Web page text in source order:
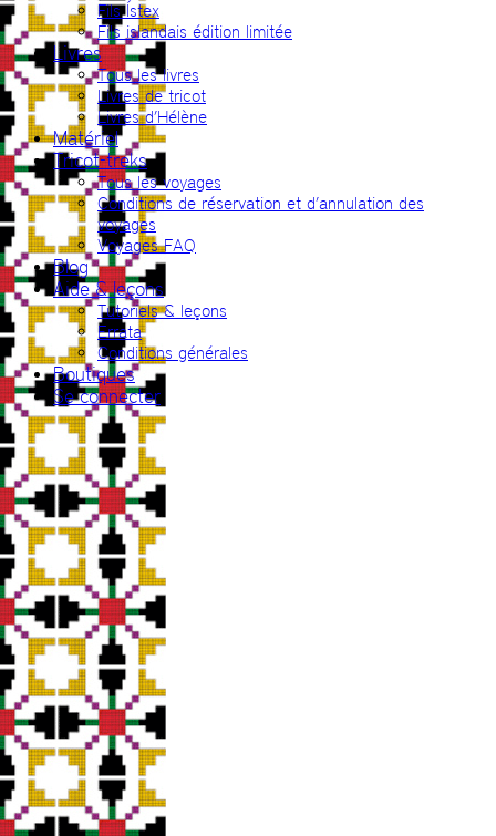
Fils Ístex
Fils islandais édition limitée
Livres
Tous les livres
Livres de tricot
Livres d’Hélène
Matériel
Tricot-treks
Tous les voyages
Conditions de réservation et d’annulation des
voyages
Voyages FAQ
Blog
Aide & leçons
Tutoriels & leçons
Errata
Conditions générales
Boutiques
Se connecter